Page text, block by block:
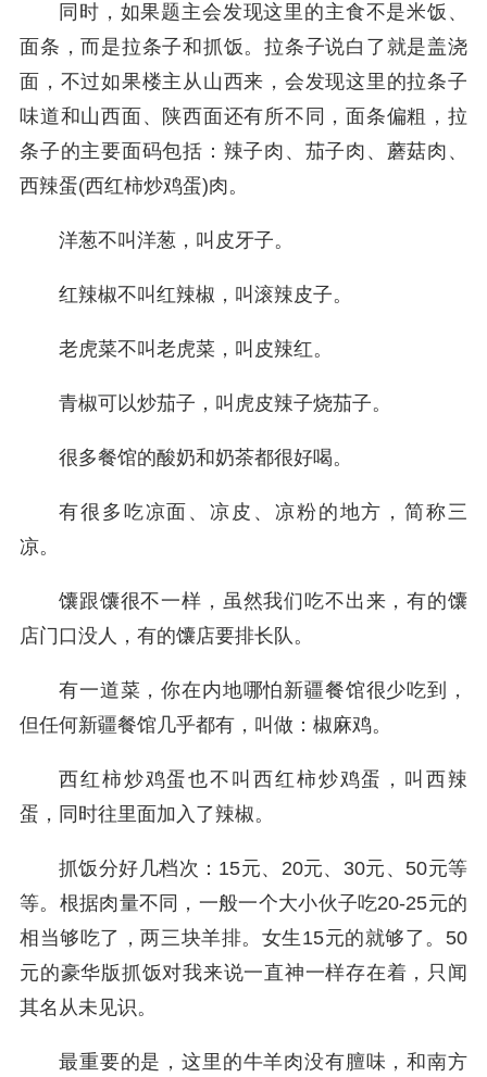
同时，如果题主会发现这里的主食不是米饭、
面条，而是拉条子和抓饭。拉条子说白了就是盖浇
面，不过如果楼主从山西来，会发现这里的拉条子
味道和山西面、陕西面还有所不同，面条偏粗，拉
条子的主要面码包括：辣子肉、茄子肉、蘑菇肉、
西辣蛋(西红柿炒鸡蛋)肉。
洋葱不叫洋葱，叫皮牙子。
红辣椒不叫红辣椒，叫滚辣皮子。
老虎菜不叫老虎菜，叫皮辣红。
青椒可以炒茄子，叫虎皮辣子烧茄子。
很多餐馆的酸奶和奶茶都很好喝。
有很多吃凉面、凉皮、凉粉的地方，简称三
凉。
馕跟馕很不一样，虽然我们吃不出来，有的馕
店门口没人，有的馕店要排长队。
有一道菜，你在内地哪怕新疆餐馆很少吃到，
但任何新疆餐馆几乎都有，叫做：椒麻鸡。
西红柿炒鸡蛋也不叫西红柿炒鸡蛋，叫西辣
蛋，同时往里面加入了辣椒。
抓饭分好几档次：15元、20元、30元、50元等
等。根据肉量不同，一般一个大小伙子吃20-25元的
相当够吃了，两三块羊排。女生15元的就够了。50
元的豪华版抓饭对我来说一直神一样存在着，只闻
其名从未见识。
最重要的是，这里的牛羊肉没有膻味，和南方